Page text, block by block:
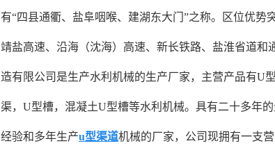
有“四县通衢、盐阜咽喉、建湖东大门”之称。区位优
靖盐高速、沿海（沈海）高速、新长铁路、盐淮省道
造有限公司是生产水利机械的生产厂家，主营产品有U型
渠，U型槽，混凝土U型槽等水利机械。具有二十多年
经验和多年生产u型渠道机械的厂家，公司现拥有一支